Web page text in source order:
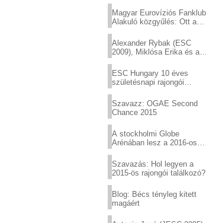
Magyar Eurovíziós
Alakuló közgyűlés: Ott a
Alexander Rybak (ESC
2009), Miklósa Erika és a
sztárjai a Margitszigeten
ESC Hungary 10 éves
születésnapi rajongói
Szavazz: OGAE Second
Chance 2015
A stockholmi Globe
Arénában lesz a 2016-os
Szavazás: Hol legyen a
2015-ös rajongói találkozó?
Blog: Bécs tényleg kitett
magáért